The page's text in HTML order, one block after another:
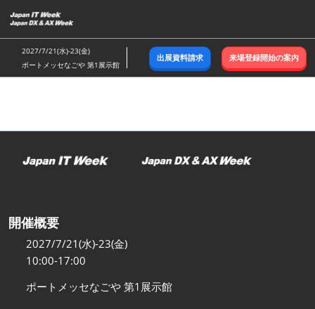
キ
ッ
し
む
2027/7/21(水)-23(金)
ポートメッセなごや 第1展示館
出展資料請求 来場登録開始の案内
開催概要
2027/7/21(水)-23(金)
10:00-17:00
ポートメッセなごや 第1展示館